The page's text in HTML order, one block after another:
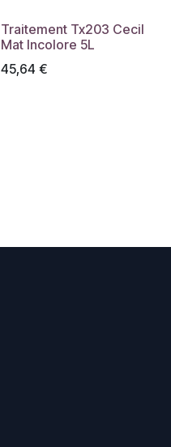
Traitement Tx203 Cecil
Mat Incolore 5L
45,64 €